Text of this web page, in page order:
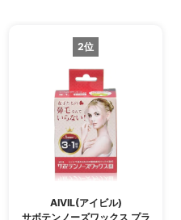
2位
AIVIL(アイビル)
サボテンノーズワックス プラ